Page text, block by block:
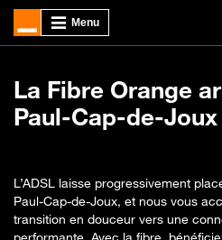
La Fibre Orange
Paul-Cap-de-Joux
L’ADSL laisse progressivement
Paul-Cap-de-Joux, et nous vous
transition en douceur vers une
performante. Avec la fibre,